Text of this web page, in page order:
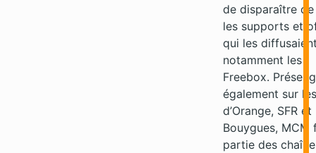
de disparaître
les supports et
qui les
notamment les
Freebox.
également sur
d’Orange, SFR et
Bouygues, MCM
partie des